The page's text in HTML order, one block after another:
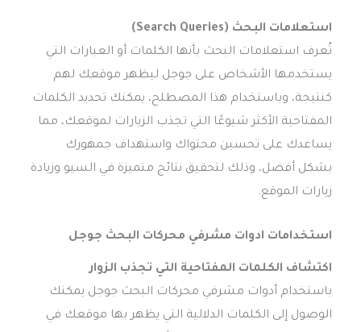
استعلامات البحث (Search Queries)
تُعرف استعلامات البحث بأنها الكلمات أو العبارات التي
يستخدمها الأشخاص على جوجل ليظهر موقعك لهم
كنتيجة، وباستخدام هذا المصطلح، يمكنك تحديد الكلمات
المفتاحية الأكثر شيوعًا التي تجذب الزيارات لموقعك، مما
يساعدك على تحسين محتواك واستهداف جمهورك
بشكل أفضل، وذلك لتحقيق نتائج متميزة في السيو وزيادة
زيارات الموقع.
استخدامات ادوات مشرفي محركات البحث جوجل
اكتشاف الكلمات المفتاحية التي تجذب الزوار
باستخدام أدوات مشرفي محركات البحث جوجل يمكنك
الوصول إلى الكلمات الدلالية التي يظهر بها موقعك في